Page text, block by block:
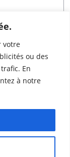
votre
ou des
En
à notre